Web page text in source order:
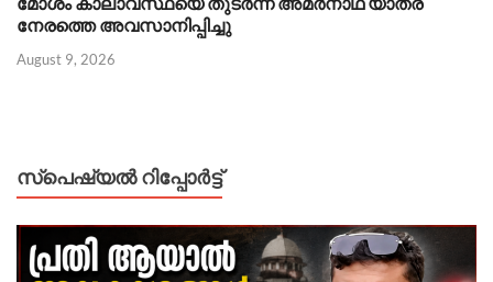
നേരത്തെ അവസാനിപ്പിച്ചു
August 9, 2026
സ്പെഷ്യൽ റിപ്പോര്‍ട്ട്